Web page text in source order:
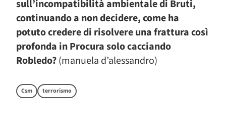
sull’incompatibilità ambientale di Bruti,
continuando a non decidere, come ha
potuto credere di risolvere una frattura così
profonda in Procura solo cacciando
Robledo?(manuela d’alessandro)
Csm terrorismo